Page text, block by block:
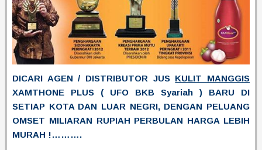
DICARI AGEN / DISTRIBUTOR JUS KULIT MANGGIS
XAMTHONE PLUS ( UFO BKB Syariah ) BARU DI
SETIAP KOTA DAN LUAR NEGRI, DENGAN PELUANG
OMSET MILIARAN RUPIAH PERBULAN HARGA LEBIH
MURAH !……….